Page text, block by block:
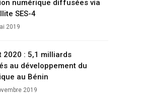
numérique diffusées via
SES-4
2019
2020 : 5,1 milliards
au développement du
au Bénin
2019